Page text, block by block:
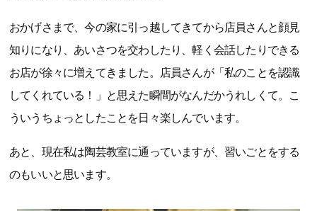
おかげさまで、今の家に引っ越してきてから店員さんと顔見
知りになり、あいさつを交わしたり、軽く会話したりできる
お店が徐々に増えてきました。店員さんが「私のことを認識
してくれている！」と思えた瞬間がなんだかうれしくて。こ
ういうちょっとしたことを日々楽しんでいます。
あと、現在私は陶芸教室に通っていますが、習いごとをする
のもいいと思います。